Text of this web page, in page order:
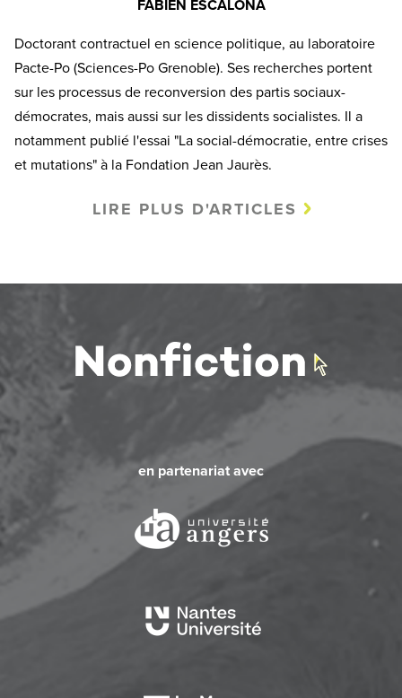
FABIEN ESCALONA
Doctorant contractuel en science politique, au laboratoire
Pacte-Po (Sciences-Po Grenoble). Ses recherches portent
sur les processus de reconversion des partis sociaux-
démocrates, mais aussi sur les dissidents socialistes. Il a
notamment publié l'essai "La social-démocratie, entre crises
et mutations" à la Fondation Jean Jaurès.
LIRE PLUS D'ARTICLES
en partenariat avec